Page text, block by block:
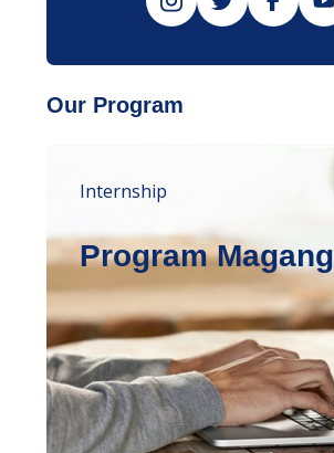
Our Program
Internship
Program Magang